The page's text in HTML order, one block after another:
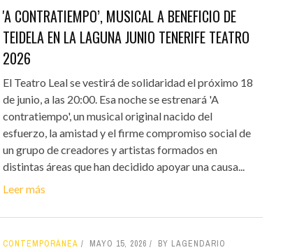
'A CONTRATIEMPO’, MUSICAL A BENEFICIO DE
TEIDELA EN LA LAGUNA JUNIO TENERIFE TEATRO
2026
El Teatro Leal se vestirá de solidaridad el próximo 18
de junio, a las 20:00. Esa noche se estrenará 'A
contratiempo', un musical original nacido del
esfuerzo, la amistad y el firme compromiso social de
un grupo de creadores y artistas formados en
distintas áreas que han decidido apoyar una causa...
Leer más
CONTEMPORÁNEA MAYO 15, 2026 BY LAGENDARIO